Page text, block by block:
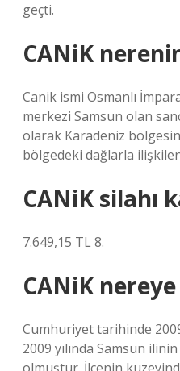
geçti.
CANiK
Canik ismi Osmanlı
merkezi Samsun olan
olarak Karadeniz
bölgedeki dağlarla
CANiK silahı
7.649,15 TL 8.
CANiK nereye
Cumhuriyet tarihinde
2009 yılında Samsun